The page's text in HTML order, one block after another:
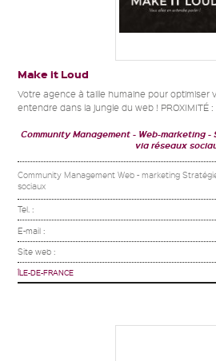
Make it Loud
Votre agence à taille humaine pour optimiser
entendre dans la jungle du web ! PROXIMITÉ
Community Management Web-marketing
via réseaux
Community Management Web - marketing
sociaux
Tel. :
E-mail :
Site web :
ÎLE-DE-FRANCE